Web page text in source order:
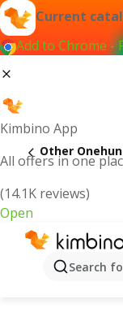
Current
Add to Chrome -
Kimbino App
All offers in one
(14.1K reviews)
Open
Search
Other